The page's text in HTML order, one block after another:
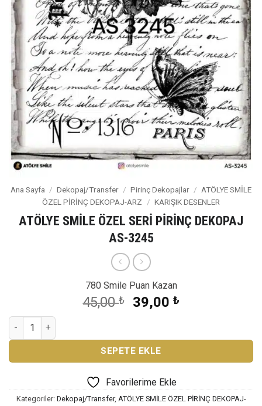
Ana Sayfa / Dekopaj/Transfer / Pirinç Dekopajlar / ATÖLYE SMİLE
ÖZEL PİRİNÇ DEKOPAJ-ARZ
/ KARIŞIK DESENLER
ATÖLYE SMİLE ÖZEL SERİ PİRİNÇ DEKOPAJ
AS-3245
780 Smile Puan Kazan
45,00₺
Orijinal
39,00 ₺Şu
39,00 ₺.
ATÖLYE SMİLE ÖZEL SERİ PİRİNÇ DEKOPAJ AS-3245 adet
SEPETE EKLE
Favorilerime Ekle
Kategoriler: Dekopaj/Transfer, ATÖLYE SMİLE ÖZEL PİRİNÇ DEKOPAJ-